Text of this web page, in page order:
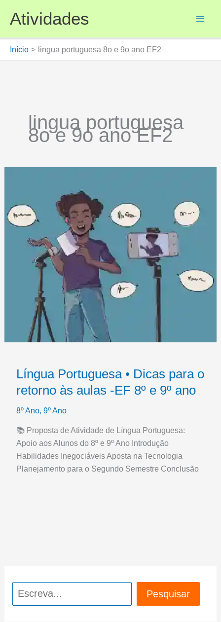
para
conteúdo
Atividades
Início lingua portuguesa 8o e 9o ano EF2
lingua portuguesa
8o e 9o ano EF2
Língua Portuguesa • Dicas para o
retorno às aulas -EF 8º e 9º ano
8º Ano, 9º Ano
📚 Proposta de Atividade de Língua Portuguesa:
Apoio aos Alunos do 8º e 9º Ano Introdução
Habilidades Inegociáveis Aposta na Tecnologia
Planejamento para o Segundo Semestre Conclusão
Pesquisar Pesquisar